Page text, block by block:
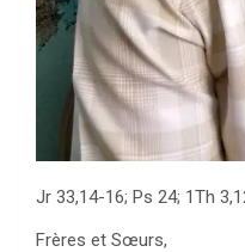
Jr 33,14-16; Ps 24; 1Th
Frères et Sœurs,